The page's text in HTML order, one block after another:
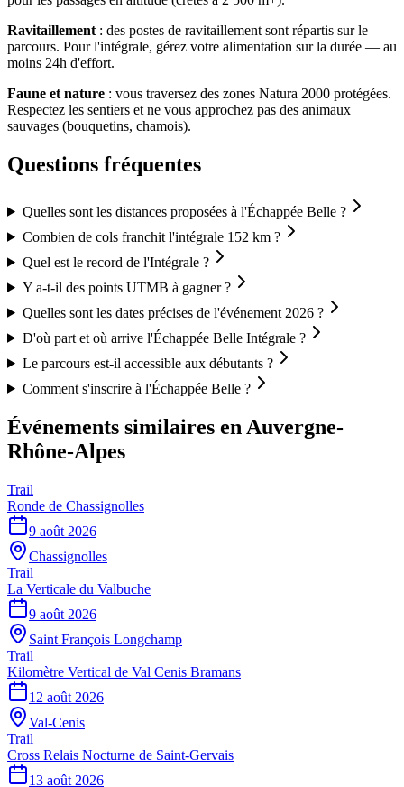
Ravitaillement : des postes de ravitaillement sont répartis sur le
parcours. Pour l'intégrale, gérez votre alimentation sur la durée — au
moins 24h d'effort.
Faune et nature : vous traversez des zones Natura 2000 protégées.
Respectez les sentiers et ne vous approchez pas des animaux
sauvages (bouquetins, chamois).
Questions fréquentes
Quelles sont les distances proposées à l'Échappée Belle ?
Combien de cols franchit l'intégrale 152 km ?
Quel est le record de l'Intégrale ?
Y a-t-il des points UTMB à gagner ?
Quelles sont les dates précises de l'événement 2026 ?
D'où part et où arrive l'Échappée Belle Intégrale ?
Le parcours est-il accessible aux débutants ?
Comment s'inscrire à l'Échappée Belle ?
Événements similaires en Auvergne-
Rhône-Alpes
Trail
Ronde de Chassignolles
9 août 2026
Chassignolles
Trail
La Verticale du Valbuche
9 août 2026
Saint François Longchamp
Trail
Kilomètre Vertical de Val Cenis Bramans
12 août 2026
Val-Cenis
Trail
Cross Relais Nocturne de Saint-Gervais
13 août 2026